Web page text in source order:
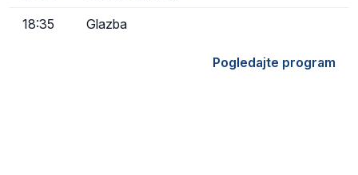
18:35 Glazba
Pogledajte program